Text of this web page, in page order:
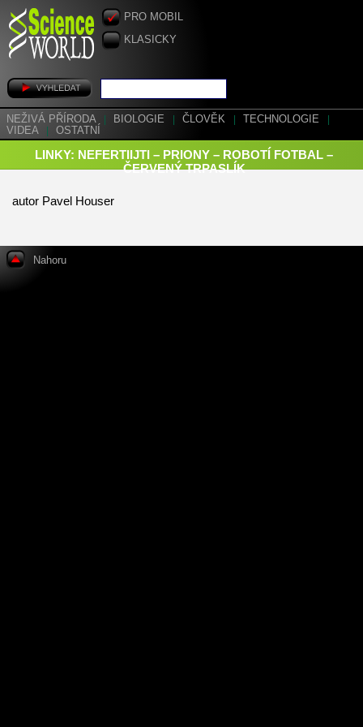
PRO MOBIL
KLASICKY
NEŽIVÁ PŘÍRODA BIOLOGIE ČLOVĚK TECHNOLOGIE
VIDEA
OSTATNÍ
LINKY: NEFERTIIJTI – PRIONY – ROBOTÍ FOTBAL –
ČERVENÝ TRPASLÍK
autor Pavel Houser
Nahoru